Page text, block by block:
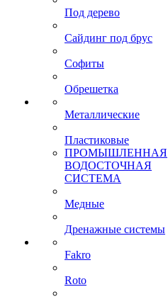
Под дерево
Сайдинг под брус
Софиты
Обрешетка
Металлические
Пластиковые
ПРОМЫШЛЕННАЯ
ВОДОСТОЧНАЯ
СИСТЕМА
Медные
Дренажные системы
Fakro
Roto